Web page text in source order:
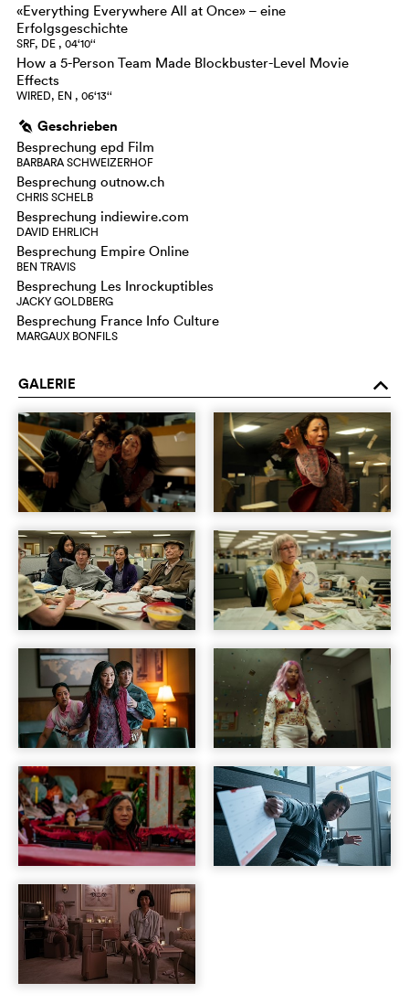
«Everything Everywhere All at Once» – eine
Erfolgsgeschichte
SRF, DE , 04‘10‘‘
How a 5-Person Team Made Blockbuster-Level Movie
Effects
WIRED, EN , 06‘13‘‘
g Geschrieben
Besprechung epd Film
BARBARA SCHWEIZERHOF
Besprechung outnow.ch
CHRIS SCHELB
Besprechung indiewire.com
DAVID EHRLICH
Besprechung Empire Online
BEN TRAVIS
Besprechung Les Inrockuptibles
JACKY GOLDBERG
Besprechung France Info Culture
MARGAUX BONFILS
GALERIE o